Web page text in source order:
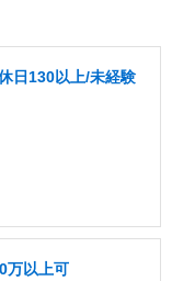
日130以上/未経験
万以上可